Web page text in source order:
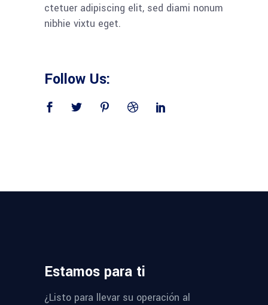
ctetuer adipiscing elit, sed diami nonum
nibhie vixtu eget.
Follow Us:
Estamos para ti
¿Listo para llevar su operación al